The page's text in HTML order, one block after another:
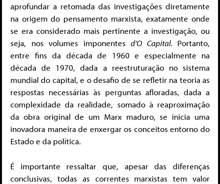
aprofundar a retomada das investigações diretamente
na origem do pensamento marxista, exatamente onde
se era considerado mais pertinente a investigação, ou
seja, nos volumes imponentes d’O Capital. Portanto,
entre fins da década de 1960 e especialmente na
década de 1970, dada a reestruturação no sistema
mundial do capital, e o desafio de se refletir na teoria as
respostas necessárias às perguntas afloradas, dada a
complexidade da realidade, somado à reaproximação
da obra original de um Marx maduro, se inicia uma
inovadora maneira de enxergar os conceitos entorno do
Estado e da política.
É importante ressaltar que, apesar das diferenças
conclusivas, todas as correntes marxistas tem valor